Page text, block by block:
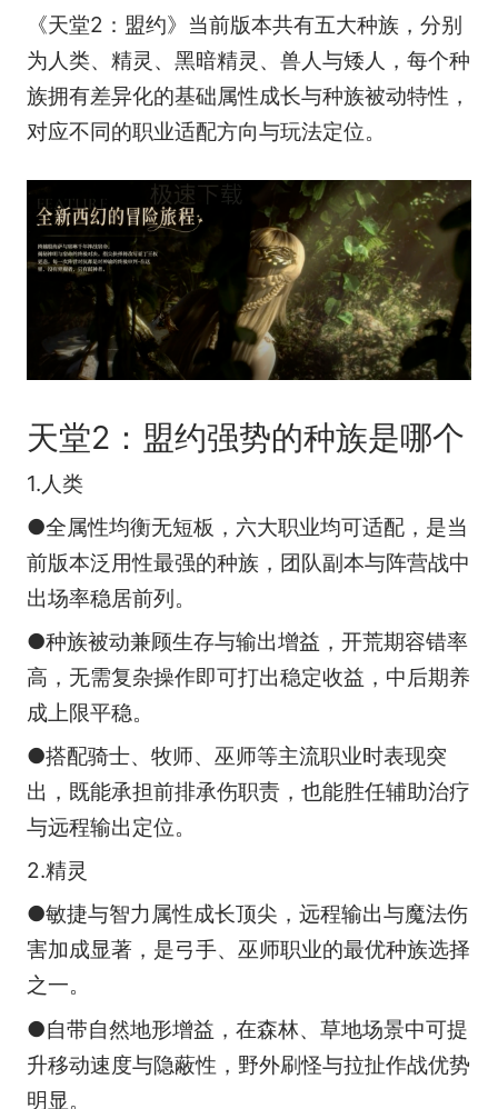
《天堂2：盟约》当前版本共有五大种族，分别
为人类、精灵、黑暗精灵、兽人与矮人，每个种
族拥有差异化的基础属性成长与种族被动特性，
对应不同的职业适配方向与玩法定位。
天堂2：盟约强势的种族是哪个
1.人类
●全属性均衡无短板，六大职业均可适配，是当
前版本泛用性最强的种族，团队副本与阵营战中
出场率稳居前列。
●种族被动兼顾生存与输出增益，开荒期容错率
高，无需复杂操作即可打出稳定收益，中后期养
成上限平稳。
●搭配骑士、牧师、巫师等主流职业时表现突
出，既能承担前排承伤职责，也能胜任辅助治疗
与远程输出定位。
2.精灵
●敏捷与智力属性成长顶尖，远程输出与魔法伤
害加成显著，是弓手、巫师职业的最优种族选择
之一。
●自带自然地形增益，在森林、草地场景中可提
升移动速度与隐蔽性，野外刷怪与拉扯作战优势
明显。